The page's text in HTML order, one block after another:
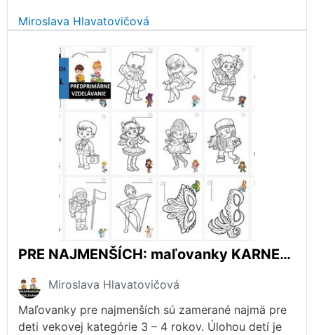
Miroslava Hlavatovičová
PRE NAJMENŠÍCH: maľovanky KARNEVAL
Miroslava Hlavatovičová
Maľovanky pre najmenších sú zamerané najmä pre
deti vekovej kategórie 3 – 4 rokov. Úlohou detí je